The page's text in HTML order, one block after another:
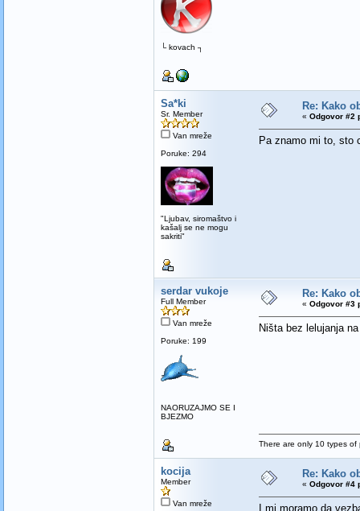
└ kovach ┐
Sa*ki
Sr. Member
Van mreže
Poruke: 294
"Ljubav, siromaštvo i
kašalj se ne mogu
sakriti"
Re: Kako
« Odgovor #2
Pa znamo mi to, sto
serdar vukoje
Full Member
Van mreže
Poruke: 199
NAORUZAJMO SE I
BJEZMO
Re: Kako
« Odgovor #3
Ništa bez lelujanja
There are only 10 types
kocija
Member
Van mreže
Re: Kako
« Odgovor #4
I mi moramo da